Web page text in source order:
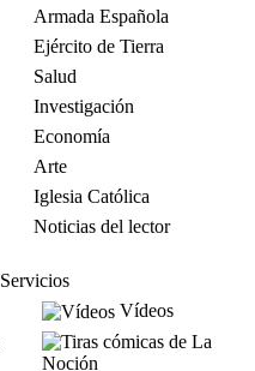
Armada Española
Ejército de Tierra
Salud
Investigación
Economía
Arte
Iglesia Católica
Noticias del lector
Servicios
Vídeos